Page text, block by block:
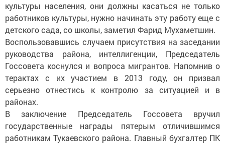
культуры населения, они должны касаться не только
работников культуры, нужно начинать эту работу еще с
детского сада, со школы, заметил Фарид Мухаметшин.
Воспользовавшись случаем присутствия на заседании
руководства района, интеллигенции, Председатель
Госсовета коснулся и вопроса мигрантов. Напомнив о
терактах с их участием в 2013 году, он призвал
серьезно отнестись к контролю за ситуацией и в
районах.
В заключение Председатель Госсовета вручил
государственные награды пятерым отличившимся
работникам Тукаевского района. Главный бухгалтер ПК